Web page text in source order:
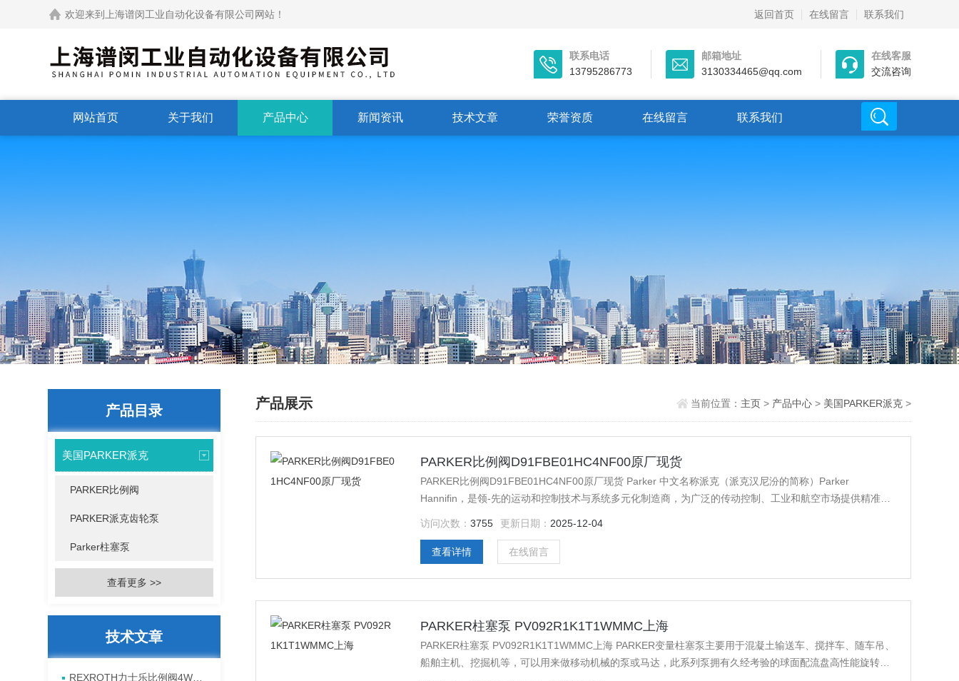
欢迎来到上海谱闵工业自动化设备有限公司网站！ 返回首页 在线留言 联系我们
联系电话
13795286773
邮箱地址
3130334465@qq.com
在线客服
交流咨询
网站首页 关于我们 产品中心 新闻资讯 技术文章 荣誉资质 在线留言 联系我们
产品目录
美国PARKER派克
PARKER比例阀
PARKER派克齿轮泵
Parker柱塞泵
查看更多 >>
技术文章
产品展示 当前位置： 主页 > 产品中心 > 美国PARKER派克>
PARKER比例阀D91FBE01HC4NF00原厂现货
PARKER比例阀D91FBE01HC4NF00原厂现货 Parker 中文名称派克（派克汉尼汾的简称）Parker
Hannifin，是领-先的运动和控制技术与系统多元化制造商，为广泛的传动控制、工业和航空市场提供精准解
访问次数：3755 更新日期： 2025-12-04
查看详情 在线留言
PARKER柱塞泵 PV092R1K1T1WMMC上海
PARKER柱塞泵 PV092R1K1T1WMMC上海 PARKER变量柱塞泵主要用于混凝土输送车、搅拌车、随车吊、
船舶主机、挖掘机等，可以用来做移动机械的泵或马达，此系列泵拥有久经考验的球面配流盘高性能旋转部